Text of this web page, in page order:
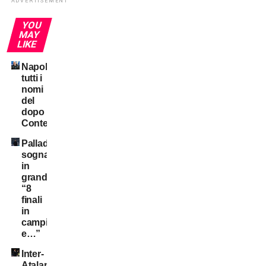
YOU
MAY
LIKE
Napoli:
tutti i
nomi
del
dopo
Conte
Palladino
sogna
in
grande:
“8
finali
in
campionato
e…”
Inter-